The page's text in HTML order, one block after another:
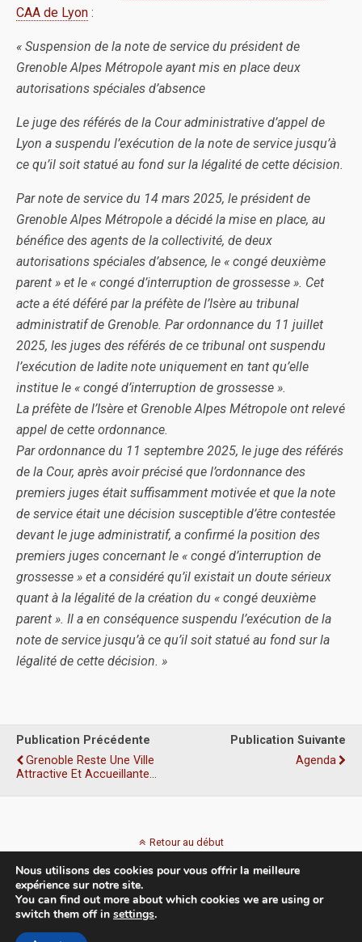
CAA de Lyon :
« Suspension de la note de service du président de
Grenoble Alpes Métropole ayant mis en place deux
autorisations spéciales d’absence
Le juge des référés de la Cour administrative d’appel de
Lyon a suspendu l’exécution de la note de service jusqu’à
ce qu’il soit statué au fond sur la légalité de cette décision.
Par note de service du 14 mars 2025, le président de
Grenoble Alpes Métropole a décidé la mise en place, au
bénéfice des agents de la collectivité, de deux
autorisations spéciales d’absence, le « congé deuxième
parent » et le « congé d’interruption de grossesse ». Cet
acte a été déféré par la préfète de l’Isère au tribunal
administratif de Grenoble. Par ordonnance du 11 juillet
2025, les juges des référés de ce tribunal ont suspendu
l’exécution de ladite note uniquement en tant qu’elle
institue le « congé d’interruption de grossesse ».
La préfète de l’Isère et Grenoble Alpes Métropole ont relevé
appel de cette ordonnance.
Par ordonnance du 11 septembre 2025, le juge des référés
de la Cour, après avoir précisé que l’ordonnance des
premiers juges était suffisamment motivée et que la note
de service était une décision susceptible d’être contestée
devant le juge administratif, a confirmé la position des
premiers juges concernant le « congé d’interruption de
grossesse » et a considéré qu’il existait un doute sérieux
quant à la légalité de la création du « congé deuxième
parent ». Il a en conséquence suspendu l’exécution de la
note de service jusqu’à ce qu’il soit statué au fond sur la
légalité de cette décision. »
Publication Précédente
Grenoble Reste Une Ville
Attractive Et Accueillante…
Publication Suivante
Agenda
Retour au début
Mobile
Nous utilisons des cookies pour vous offrir la meilleure
expérience sur notre site.
You can find out more about which cookies we are using or
switch them off in settings.